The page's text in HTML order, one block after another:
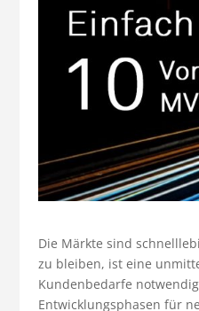
Die Märkte sind
zu bleiben, ist eine
Kundenbedarfe
Entwicklungsphasen für